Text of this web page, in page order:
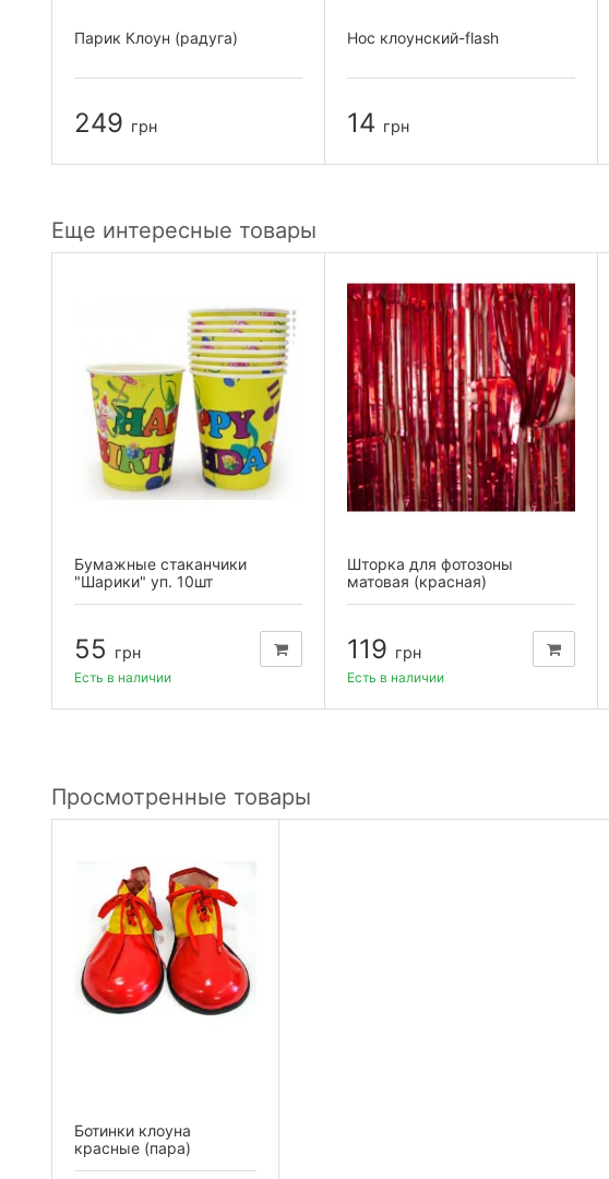
Парик Клоун (радуга)
249 грн
Нос клоунский-flash
14 грн
Еще интересные товары
Бумажные стаканчики
"Шарики" уп. 10шт
55 грн
Есть в наличии
Шторка для фотозоны
матовая (красная)
119 грн
Есть в наличии
Просмотренные товары
Ботинки клоуна
красные (пара)